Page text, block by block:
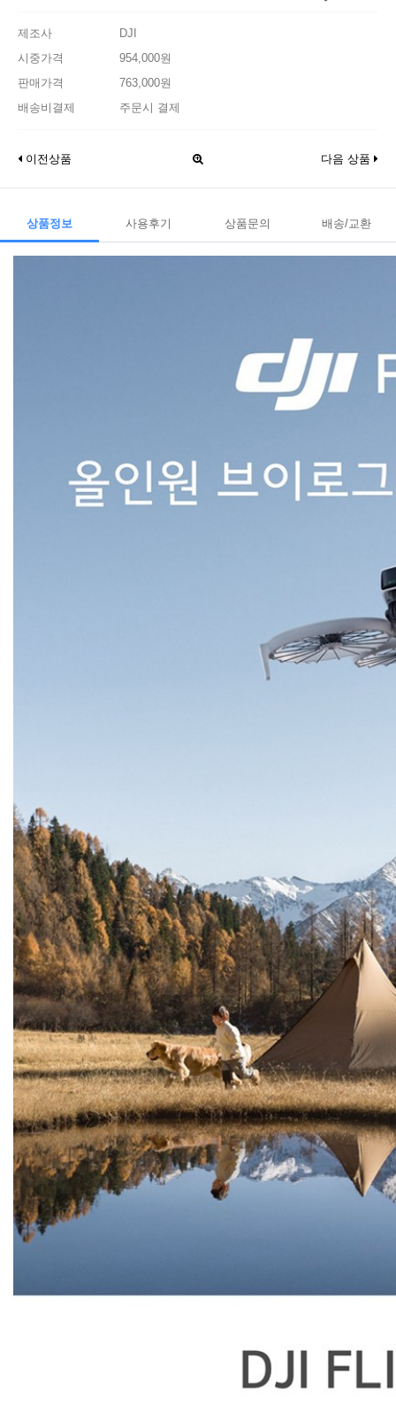
제조사
DJI
시중가격
954,000원
판매가격
763,000원
배송비결제
주문시 결제
이전상품 다음 상품
상품정보 사용후기 상품문의 배송/교환